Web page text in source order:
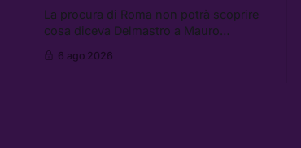
La procura di Roma non potrà scoprire
cosa diceva Delmastro a Mauro
clan Senese. Tra le altre notizie: le IDF
6 ago 2026